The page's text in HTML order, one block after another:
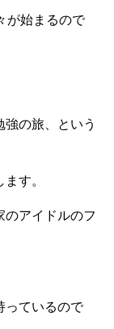
が始まるので
の旅、という
す。
のアイドルのフ
っているので